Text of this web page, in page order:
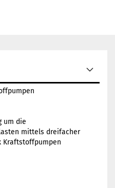
um die
mittels dreifacher
Kraftstoffpumpen